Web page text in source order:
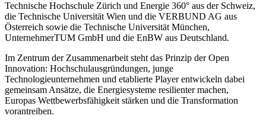
Technische Hochschule Zürich und Energie 360° aus der Schweiz,
die Technische Universität Wien und die VERBUND AG aus
Österreich sowie die Technische Universität München,
UnternehmerTUM GmbH und die EnBW aus Deutschland.
Im Zentrum der Zusammenarbeit steht das Prinzip der Open
Innovation: Hochschulausgründungen, junge
Technologieunternehmen und etablierte Player entwickeln dabei
gemeinsam Ansätze, die Energiesysteme resilienter machen,
Europas Wettbewerbsfähigkeit stärken und die Transformation
vorantreiben.